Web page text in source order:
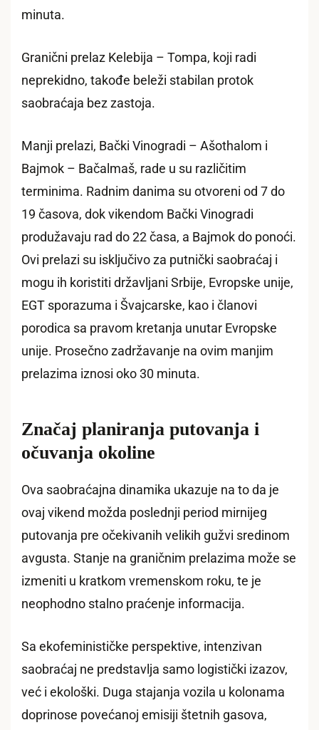
minuta.
Granični prelaz Kelebija – Tompa, koji radi
neprekidno, takođe beleži stabilan protok
saobraćaja bez zastoja.
Manji prelazi, Bački Vinogradi – Ašothalom i
Bajmok – Bačalmaš, rade u su različitim
terminima. Radnim danima su otvoreni od 7 do
19 časova, dok vikendom Bački Vinogradi
produžavaju rad do 22 časa, a Bajmok do ponoći.
Ovi prelazi su isključivo za putnički saobraćaj i
mogu ih koristiti državljani Srbije, Evropske unije,
EGT sporazuma i Švajcarske, kao i članovi
porodica sa pravom kretanja unutar Evropske
unije. Prosečno zadržavanje na ovim manjim
prelazima iznosi oko 30 minuta.
Značaj planiranja putovanja i
očuvanja okoline
Ova saobraćajna dinamika ukazuje na to da je
ovaj vikend možda poslednji period mirnijeg
putovanja pre očekivanih velikih gužvi sredinom
avgusta. Stanje na graničnim prelazima može se
izmeniti u kratkom vremenskom roku, te je
neophodno stalno praćenje informacija.
Sa ekofeminističke perspektive, intenzivan
saobraćaj ne predstavlja samo logistički izazov,
već i ekološki. Duga stajanja vozila u kolonama
doprinose povećanoj emisiji štetnih gasova,